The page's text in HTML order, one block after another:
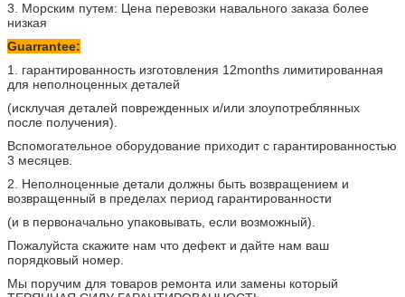
3. Морским путем: Цена перевозки навального заказа более
низкая
Guarrantee:
1. гарантированность изготовления 12months лимитированная
для неполноценных деталей
(исклучая деталей поврежденных и/или злоупотреблянных
после получения).
Вспомогательное оборудование приходит с гарантированностью
3 месяцев.
2. Неполноценные детали должны быть возвращением и
возвращенный в пределах период гарантированности
(и в первоначально упаковывать, если возможный).
Пожалуйста скажите нам что дефект и дайте нам ваш
порядковый номер.
Мы поручим для товаров ремонта или замены который